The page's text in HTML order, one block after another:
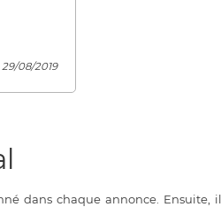
08/2019
dans chaque annonce.